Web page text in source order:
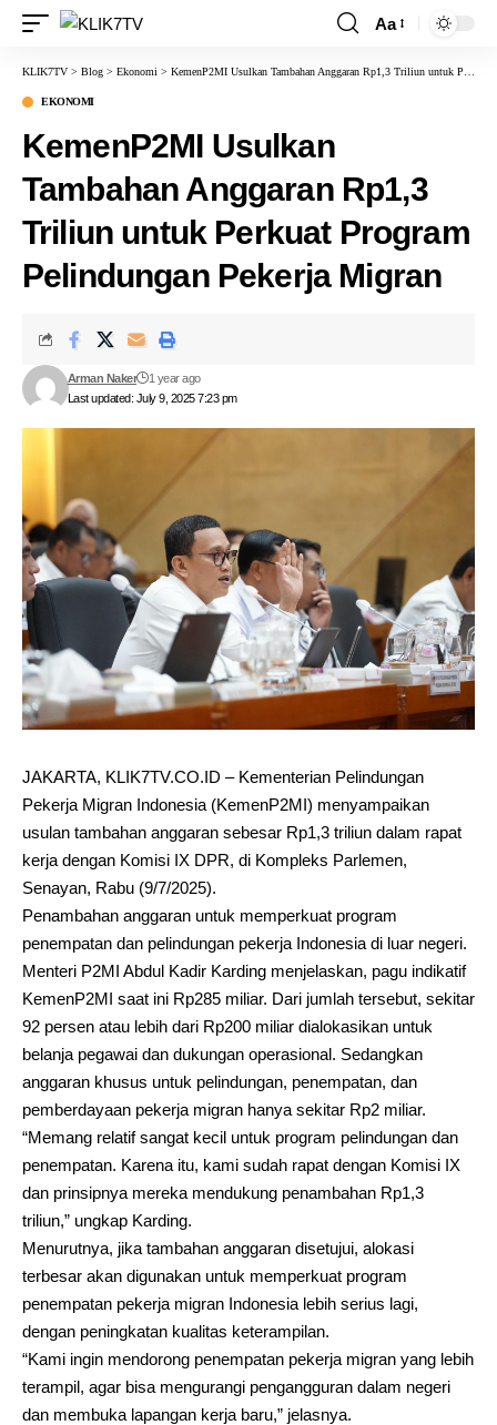
Aa
KLIK7TV > Blog > Ekonomi > KemenP2MI Usulkan Tambahan Anggaran Rp1,3 Triliun untuk Perkuat Program Pelindungan Pekerja Migran
EKONOMI
KemenP2MI Usulkan
Tambahan Anggaran Rp1,3
Triliun untuk Perkuat Program
Pelindungan Pekerja Migran
Last updated: July 9, 2025 7:23 pm
Arman Naker 1 year ago
JAKARTA, KLIK7TV.CO.ID – Kementerian Pelindungan
Pekerja Migran Indonesia (KemenP2MI) menyampaikan
usulan tambahan anggaran sebesar Rp1,3 triliun dalam rapat
kerja dengan Komisi IX DPR, di Kompleks Parlemen,
Senayan, Rabu (9/7/2025).
Penambahan anggaran untuk memperkuat program
penempatan dan pelindungan pekerja Indonesia di luar negeri.
Menteri P2MI Abdul Kadir Karding menjelaskan, pagu indikatif
KemenP2MI saat ini Rp285 miliar. Dari jumlah tersebut, sekitar
92 persen atau lebih dari Rp200 miliar dialokasikan untuk
belanja pegawai dan dukungan operasional. Sedangkan
anggaran khusus untuk pelindungan, penempatan, dan
pemberdayaan pekerja migran hanya sekitar Rp2 miliar.
“Memang relatif sangat kecil untuk program pelindungan dan
penempatan. Karena itu, kami sudah rapat dengan Komisi IX
dan prinsipnya mereka mendukung penambahan Rp1,3
triliun,” ungkap Karding.
Menurutnya, jika tambahan anggaran disetujui, alokasi
terbesar akan digunakan untuk memperkuat program
penempatan pekerja migran Indonesia lebih serius lagi,
dengan peningkatan kualitas keterampilan.
“Kami ingin mendorong penempatan pekerja migran yang lebih
terampil, agar bisa mengurangi pengangguran dalam negeri
dan membuka lapangan kerja baru,” jelasnya.